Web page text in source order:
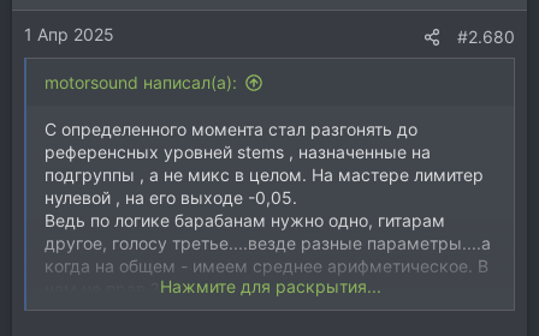
1 Апр 2025 #2.680
motorsound написал(а):
С определенного момента стал разгонять до
референсных уровней stems , назначенные на
подгруппы , а не микс в целом. На мастере лимитер
нулевой , на его выходе -0,05.
Ведь по логике барабанам нужно одно, гитарам
другое, голосу третье....везде разные параметры....а
когда на общем - имеем среднее арифметическое. В
Нажмите для раскрытия...